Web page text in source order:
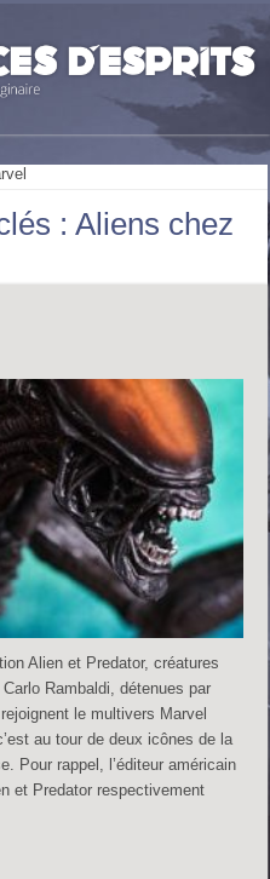
:Aliens chez
Alien et Predator, créatures
Rambaldi, détenues par
le multivers Marvel
au tour de deux icônes de la
Pour rappel, l’éditeur américain
et Predator respectivement